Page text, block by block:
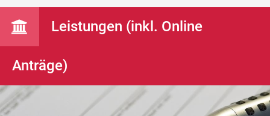
Leistungen (inkl. Online
Anträge)